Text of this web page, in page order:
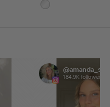
925 Sterling Silber
@amanda_sand
184.9K followers